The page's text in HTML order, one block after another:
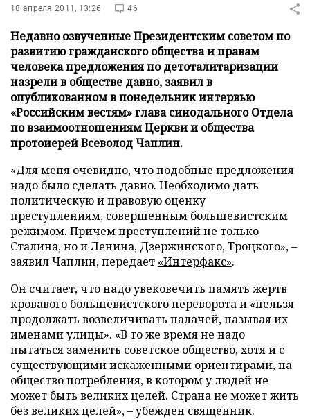
18 апреля 2011, 13:26 46
Недавно озвученные Президентским советом по
развитию гражданского общества и правам
человека предложения по детоталитаризации
назрели в обществе давно, заявил в
опубликованном в понедельник интервью
«Российским вестям» глава синодального Отдела
по взаимоотношениям Церкви и общества
протоиерей Всеволод Чаплин.
«Для меня очевидно, что подобные предложения
надо было сделать давно. Необходимо дать
политическую и правовую оценку
преступлениям, совершенным большевистским
режимом. Причем преступлений не только
Сталина, но и Ленина, Дзержинского, Троцкого»,–
заявил Чаплин, передает «Интерфакс».
Он считает, что надо увековечить память жертв
кровавого большевистского переворота и «нельзя
продолжать возвеличивать палачей, называя их
именами улицы». «В то же время не надо
пытаться заменить советское общество, хотя и с
существующими искаженными ориентирами, на
общество потребления, в котором у людей не
может быть великих целей. Страна не может жить
без великих целей»,–убежден священник.